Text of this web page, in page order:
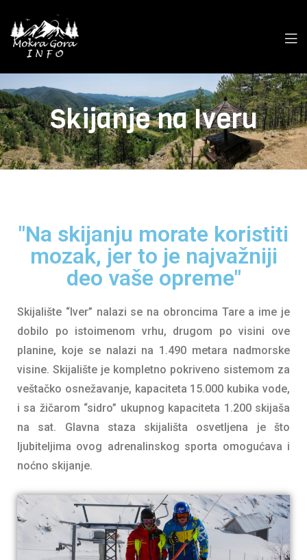
Skijanje na Iveru
"Na skijanju morate koristiti
mozak, jer to je najvažniji
deo vaše opreme"
Skijalište “Iver” nalazi se na obroncima Tare a ime je
dobilo po istoimenom vrhu, drugom po visini ove
planine, koje se nalazi na 1.490 metara nadmorske
visine. Skijalište je kompletno pokriveno sistemom za
veštačko osnežavanje, kapaciteta 15.000 kubika vode,
i sa žičarom “sidro” ukupnog kapaciteta 1.200 skijaša
na sat. Glavna staza skijališta osvetljena je što
ljubiteljima ovog adrenalinskog sporta omogućava i
noćno skijanje.